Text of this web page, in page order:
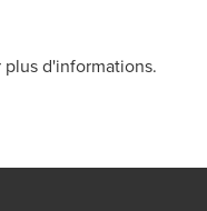
d'informations.